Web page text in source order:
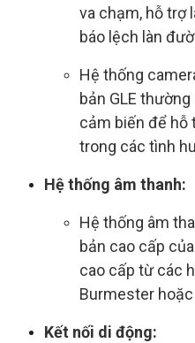
va chạm, hỗ trợ
báo lệch làn
Hệ thống
bản GLE
cảm biến để hỗ
trong các tình
Hệ thống âm thanh:
Hệ thống âm
bản cao cấp
cao cấp từ các
Burmester
Kết nối di động: